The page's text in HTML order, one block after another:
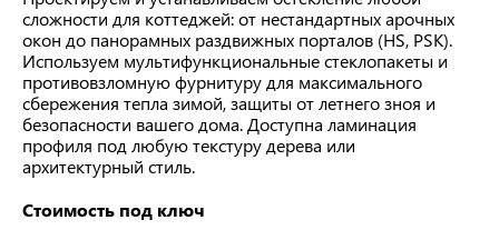
сложности для коттеджей: от нестандартных арочных
окон до панорамных раздвижных порталов (HS, PSK).
Используем мультифункциональные стеклопакеты и
противовзломную фурнитуру для максимального
сбережения тепла зимой, защиты от летнего зноя и
безопасности вашего дома. Доступна ламинация
профиля под любую текстуру дерева или
архитектурный стиль.
Стоимость под ключ